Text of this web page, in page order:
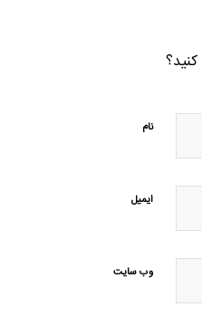
نام
ایمیل
وب‌ سایت